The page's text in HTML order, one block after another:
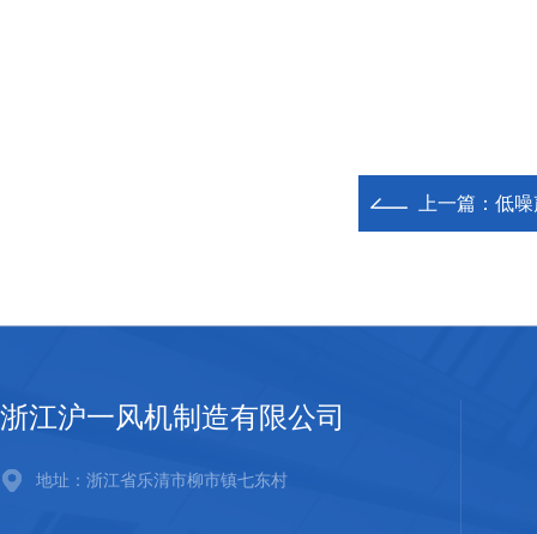
上一篇： 低
浙江沪一风机制造有限公司
地址：浙江省乐清市柳市镇七东村